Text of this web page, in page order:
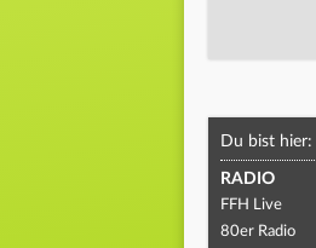
Du bist hier:
RADIO
FFH Live
80er Radio